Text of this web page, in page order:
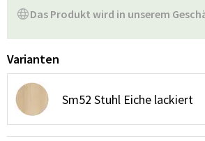
Das Produkt wird in unserem
Varianten
Sm52 Stuhl Eiche lackiert